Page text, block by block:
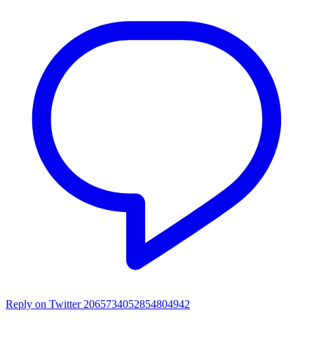
Reply on Twitter 2065734052854804942